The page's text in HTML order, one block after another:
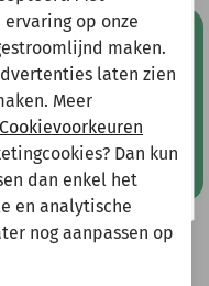
ook
voor jou?
Mis geen aanbiedingen!
bestelling plaatsen
augustus
bij het plaatsen
op onze
maken.
laten zien
Meer
Cookievoorkeuren
Dan kun
dan enkel het
en analytische
nog aanpassen op